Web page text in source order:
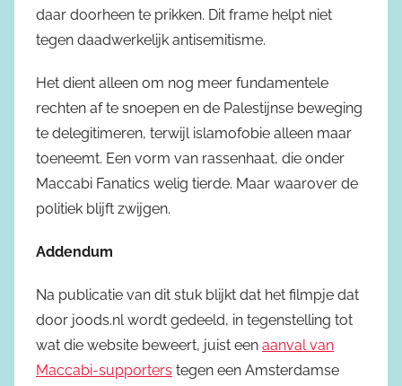
daar doorheen te prikken. Dit frame helpt niet
tegen daadwerkelijk antisemitisme.
Het dient alleen om nog meer fundamentele
rechten af te snoepen en de Palestijnse beweging
te delegitimeren, terwijl islamofobie alleen maar
toeneemt. Een vorm van rassenhaat, die onder
Maccabi Fanatics welig tierde. Maar waarover de
politiek blijft zwijgen.
Addendum
Na publicatie van dit stuk blijkt dat het filmpje dat
door joods.nl wordt gedeeld, in tegenstelling tot
wat die website beweert, juist een aanval van
Maccabi-supporters tegen een Amsterdamse